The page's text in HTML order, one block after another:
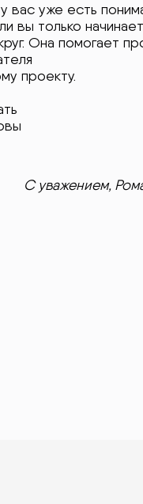
вас уже есть
вы только
Она помогает
проекту.
Роман